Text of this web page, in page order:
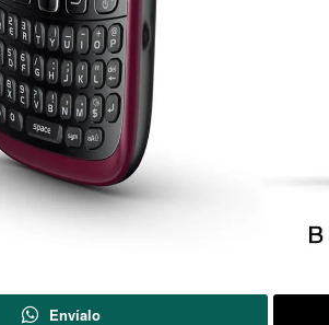
Envíalo